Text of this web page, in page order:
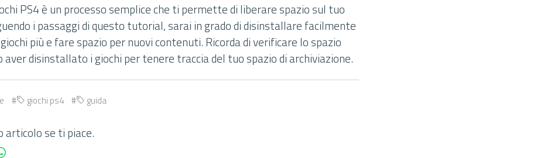
PS4 è un processo semplice che ti permette di liberare spazio sul tuo
i passaggi di questo tutorial, sarai in grado di disinstallare facilmente
più e fare spazio per nuovi contenuti. Ricorda di verificare lo spazio
aver disinstallato i giochi per tenere traccia del tuo spazio di archiviazione.
giochi ps4 guida
articolo se ti piace.